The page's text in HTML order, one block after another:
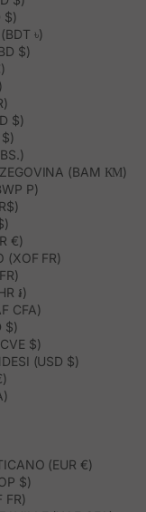
$)
৳)
$)
$)
(BAM КМ)
P)
€)
(XOF FR)
៛)
CFA)
$)
$)
(USD $)
(EUR €)
$)
FR)